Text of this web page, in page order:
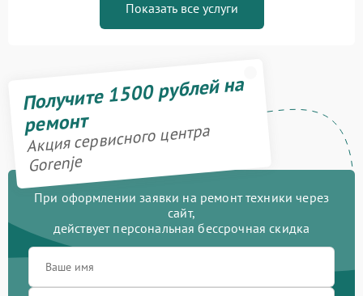
Показать все услуги
Получите 1500 рублей на
ремонт
Акция сервисного центра
Gorenje
При оформлении заявки на ремонт техники через
сайт,
действует персональная бессрочная скидка